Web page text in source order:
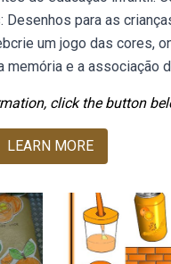
para as
um jogo das cores,
e a associação
click the button
LEARN MORE